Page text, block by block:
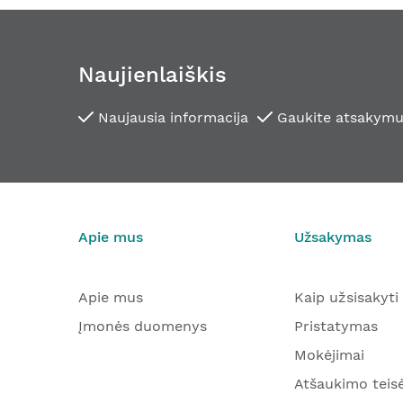
Naujienlaiškis
Naujausia informacija Gaukite
Apie mus
Apie mus
Įmonės duomenys
Užsakymas
Kaip užsisakyti
Pristatymas
Mokėjimai
Atšaukimo